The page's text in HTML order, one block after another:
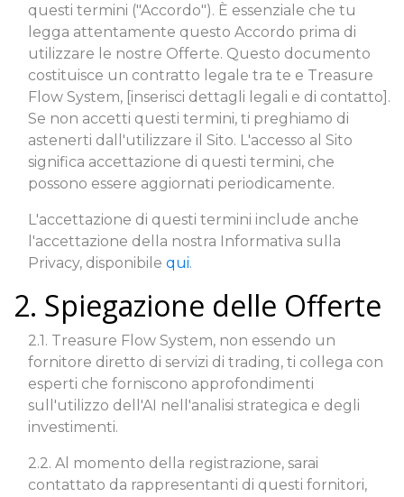
questi termini ("Accordo"). È essenziale che tu
legga attentamente questo Accordo prima di
utilizzare le nostre Offerte. Questo documento
costituisce un contratto legale tra te e Treasure
Flow System, [inserisci dettagli legali e di contatto].
Se non accetti questi termini, ti preghiamo di
astenerti dall'utilizzare il Sito. L'accesso al Sito
significa accettazione di questi termini, che
possono essere aggiornati periodicamente.
L'accettazione di questi termini include anche
l'accettazione della nostra Informativa sulla
Privacy, disponibile qui.
2. Spiegazione delle Offerte
2.1. Treasure Flow System, non essendo un
fornitore diretto di servizi di trading, ti collega con
esperti che forniscono approfondimenti
sull'utilizzo dell'AI nell'analisi strategica e degli
investimenti.
2.2. Al momento della registrazione, sarai
contattato da rappresentanti di questi fornitori,